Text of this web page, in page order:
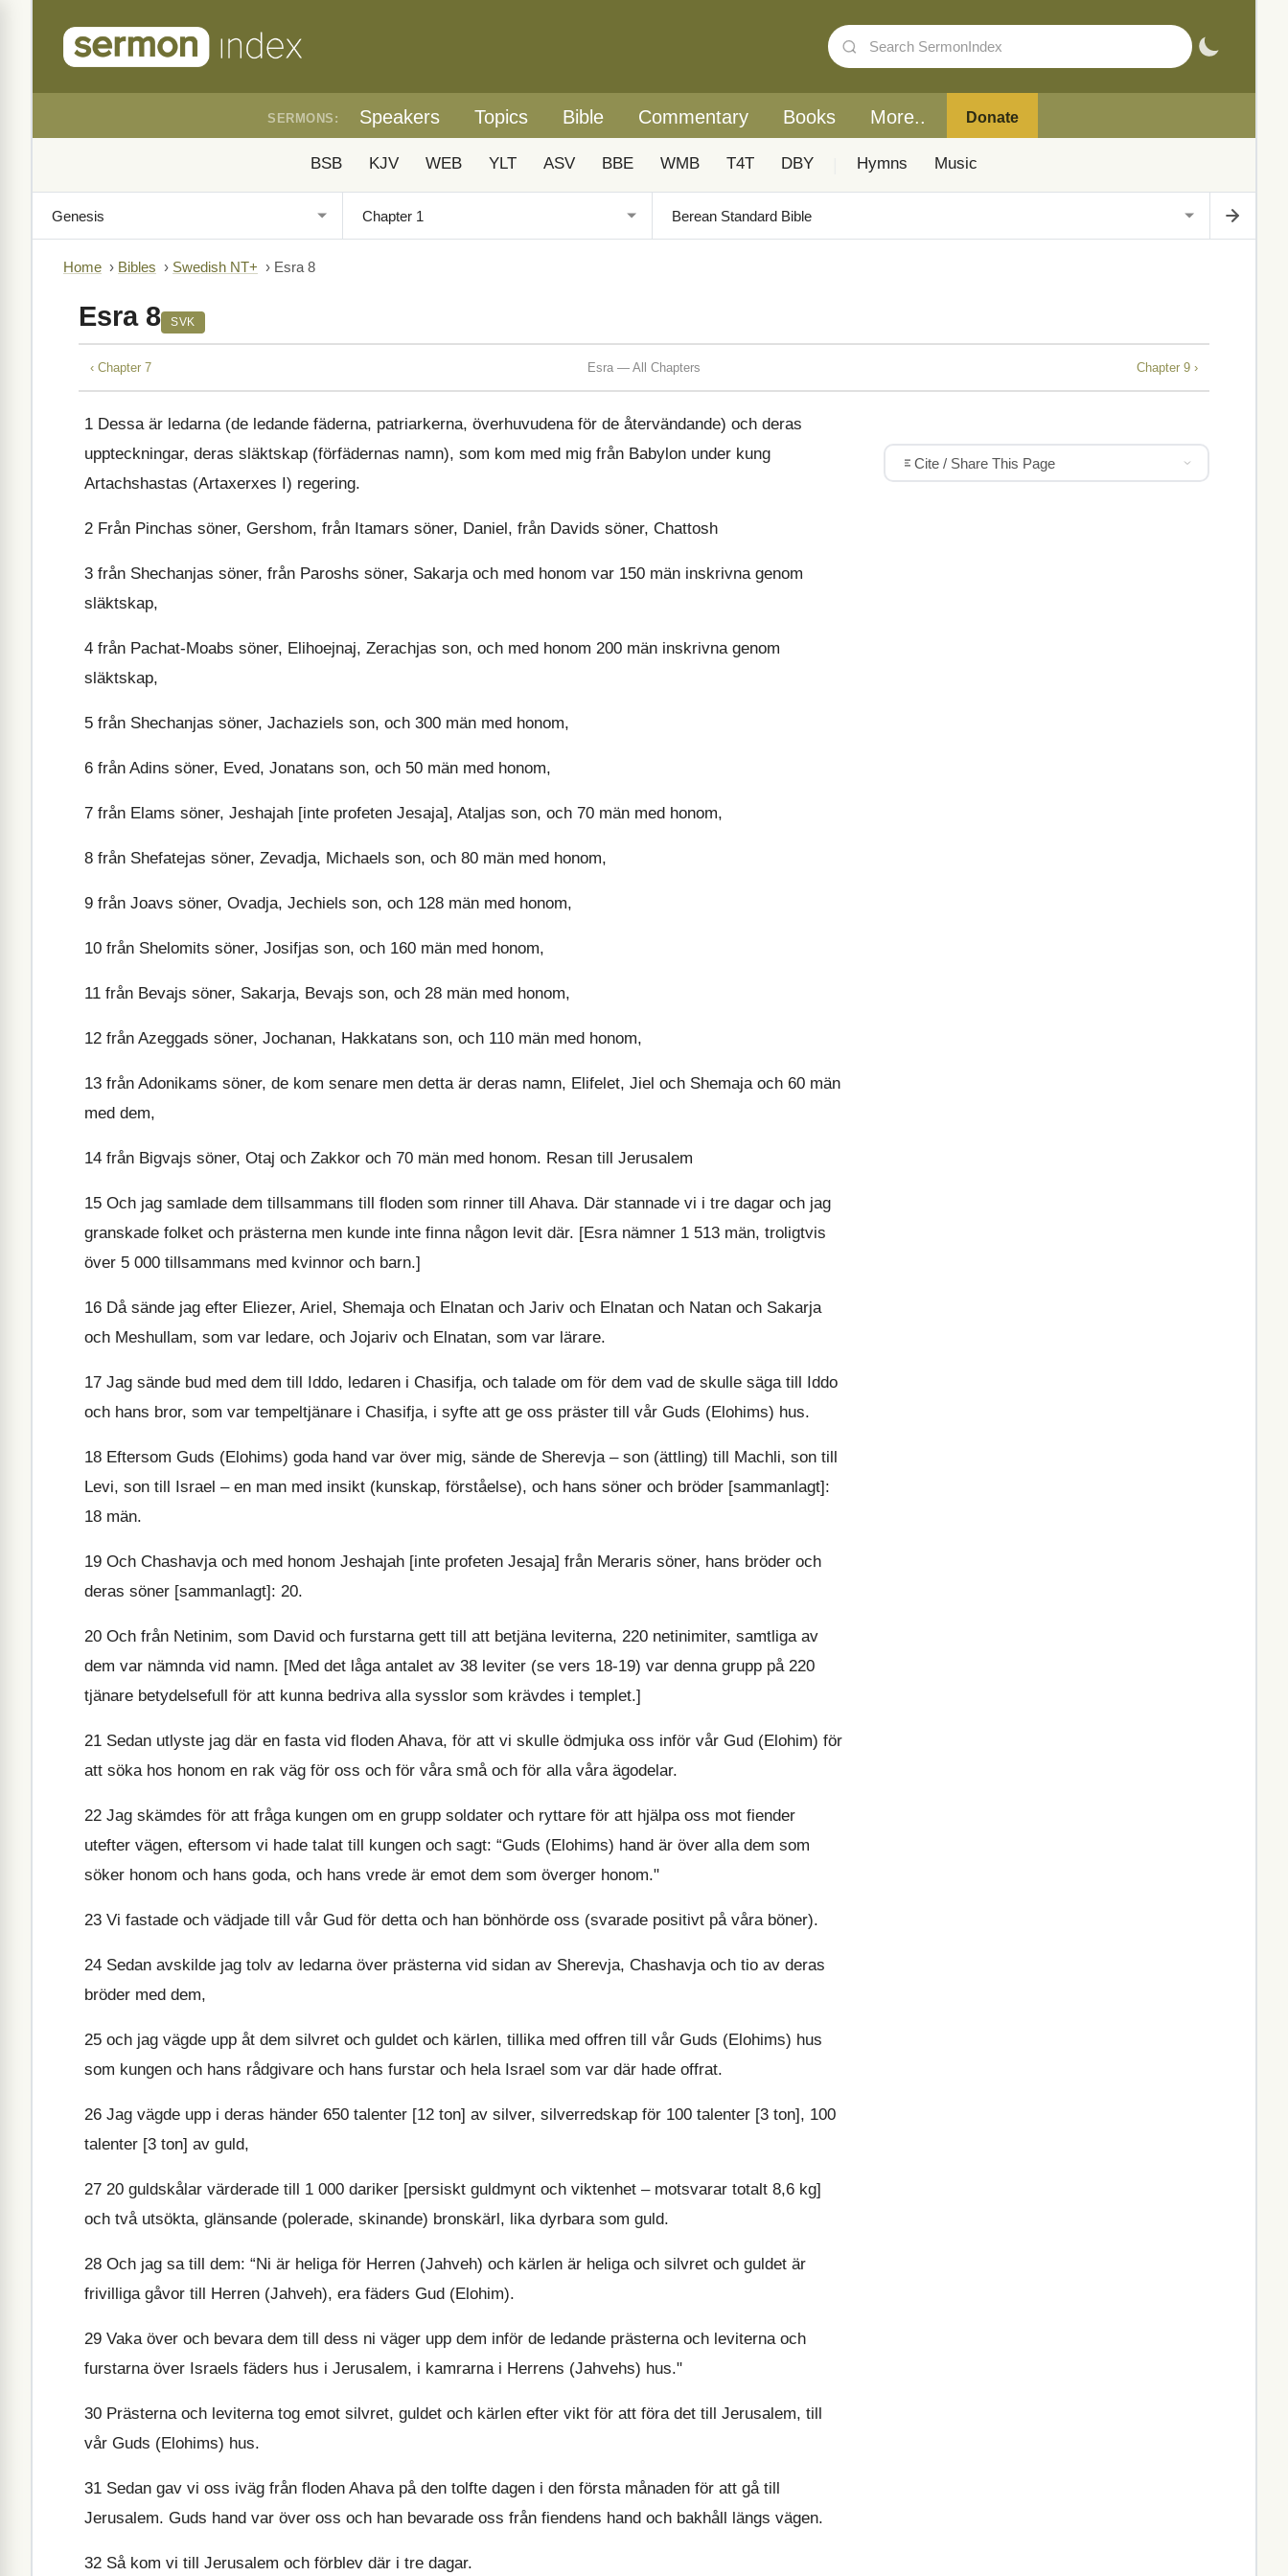
SERMONS: Speakers Topics Bible Commentary Books More.. Donate
BSB KJV WEB YLT ASV BBE WMB T4T DBY Hymns Music
Home › Bibles › Swedish NT+ › Esra 8
Esra 8 SVK
‹ Chapter 7 Esra — All Chapters Chapter 9 ›
1 Dessa är ledarna (de ledande fäderna, patriarkerna, överhuvudena för de återvändande) och deras
uppteckningar, deras släktskap (förfädernas namn), som kom med mig från Babylon under kung
Artachshastas (Artaxerxes I) regering.
2 Från Pinchas söner, Gershom, från Itamars söner, Daniel, från Davids söner, Chattosh
3 från Shechanjas söner, från Paroshs söner, Sakarja och med honom var 150 män inskrivna genom
släktskap,
4 från Pachat-Moabs söner, Elihoejnaj, Zerachjas son, och med honom 200 män inskrivna genom
släktskap,
5 från Shechanjas söner, Jachaziels son, och 300 män med honom,
6 från Adins söner, Eved, Jonatans son, och 50 män med honom,
7 från Elams söner, Jeshajah [inte profeten Jesaja], Ataljas son, och 70 män med honom,
8 från Shefatejas söner, Zevadja, Michaels son, och 80 män med honom,
9 från Joavs söner, Ovadja, Jechiels son, och 128 män med honom,
10 från Shelomits söner, Josifjas son, och 160 män med honom,
11 från Bevajs söner, Sakarja, Bevajs son, och 28 män med honom,
12 från Azeggads söner, Jochanan, Hakkatans son, och 110 män med honom,
13 från Adonikams söner, de kom senare men detta är deras namn, Elifelet, Jiel och Shemaja och 60 män
med dem,
14 från Bigvajs söner, Otaj och Zakkor och 70 män med honom. Resan till Jerusalem
15 Och jag samlade dem tillsammans till floden som rinner till Ahava. Där stannade vi i tre dagar och jag
granskade folket och prästerna men kunde inte finna någon levit där. [Esra nämner 1 513 män, troligtvis
över 5 000 tillsammans med kvinnor och barn.]
16 Då sände jag efter Eliezer, Ariel, Shemaja och Elnatan och Jariv och Elnatan och Natan och Sakarja
och Meshullam, som var ledare, och Jojariv och Elnatan, som var lärare.
17 Jag sände bud med dem till Iddo, ledaren i Chasifja, och talade om för dem vad de skulle säga till Iddo
och hans bror, som var tempeltjänare i Chasifja, i syfte att ge oss präster till vår Guds (Elohims) hus.
18 Eftersom Guds (Elohims) goda hand var över mig, sände de Sherevja – son (ättling) till Machli, son till
Levi, son till Israel – en man med insikt (kunskap, förståelse), och hans söner och bröder [sammanlagt]:
18 män.
19 Och Chashavja och med honom Jeshajah [inte profeten Jesaja] från Meraris söner, hans bröder och
deras söner [sammanlagt]: 20.
20 Och från Netinim, som David och furstarna gett till att betjäna leviterna, 220 netinimiter, samtliga av
dem var nämnda vid namn. [Med det låga antalet av 38 leviter (se vers 18-19) var denna grupp på 220
tjänare betydelsefull för att kunna bedriva alla sysslor som krävdes i templet.]
21 Sedan utlyste jag där en fasta vid floden Ahava, för att vi skulle ödmjuka oss inför vår Gud (Elohim) för
att söka hos honom en rak väg för oss och för våra små och för alla våra ägodelar.
22 Jag skämdes för att fråga kungen om en grupp soldater och ryttare för att hjälpa oss mot fiender
utefter vägen, eftersom vi hade talat till kungen och sagt: “Guds (Elohims) hand är över alla dem som
söker honom och hans goda, och hans vrede är emot dem som överger honom."
23 Vi fastade och vädjade till vår Gud för detta och han bönhörde oss (svarade positivt på våra böner).
24 Sedan avskilde jag tolv av ledarna över prästerna vid sidan av Sherevja, Chashavja och tio av deras
bröder med dem,
25 och jag vägde upp åt dem silvret och guldet och kärlen, tillika med offren till vår Guds (Elohims) hus
som kungen och hans rådgivare och hans furstar och hela Israel som var där hade offrat.
26 Jag vägde upp i deras händer 650 talenter [12 ton] av silver, silverredskap för 100 talenter [3 ton], 100
talenter [3 ton] av guld,
27 20 guldskålar värderade till 1 000 dariker [persiskt guldmynt och viktenhet – motsvarar totalt 8,6 kg]
och två utsökta, glänsande (polerade, skinande) bronskärl, lika dyrbara som guld.
28 Och jag sa till dem: “Ni är heliga för Herren (Jahveh) och kärlen är heliga och silvret och guldet är
frivilliga gåvor till Herren (Jahveh), era fäders Gud (Elohim).
29 Vaka över och bevara dem till dess ni väger upp dem inför de ledande prästerna och leviterna och
furstarna över Israels fäders hus i Jerusalem, i kamrarna i Herrens (Jahvehs) hus."
30 Prästerna och leviterna tog emot silvret, guldet och kärlen efter vikt för att föra det till Jerusalem, till
vår Guds (Elohims) hus.
31 Sedan gav vi oss iväg från floden Ahava på den tolfte dagen i den första månaden för att gå till
Jerusalem. Guds hand var över oss och han bevarade oss från fiendens hand och bakhåll längs vägen.
32 Så kom vi till Jerusalem och förblev där i tre dagar.
Cite / Share This Page